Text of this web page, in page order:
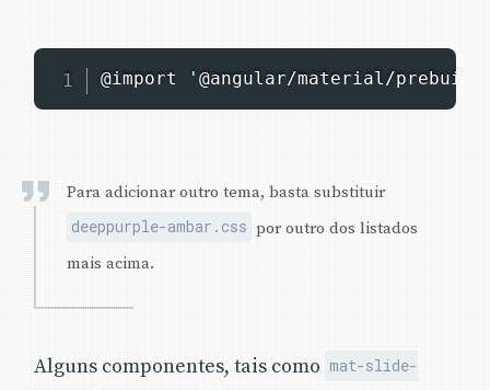
@import '@angular/material/
Para adicionar outro tema, basta substituir
deeppurple-ambar.css por outro dos listados
mais acima.
Alguns componentes, tais como mat-slide-